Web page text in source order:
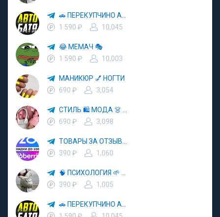
1 590 ₽
10,045
😂 МЕМАЧ 🎭
1 590 ₽
10,003
МАНИКЮР 💅 НОГТИ
690 ₽
3,054
690 ₽
3,098
390 ₽
1,060
390 ₽
1,005